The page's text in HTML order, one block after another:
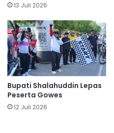
13 Juli 2026
Bupati Shalahuddin Lepas
Peserta Gowes
12 Juli 2026